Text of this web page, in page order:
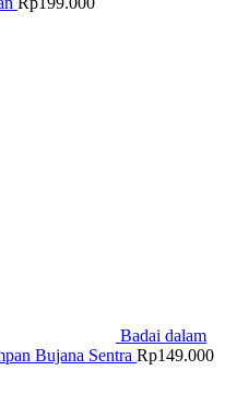
Badai dalam
Bujana Sentra Rp149.000